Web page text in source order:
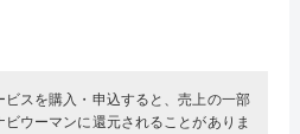
スを購入・申込すると、売上の一部
ウーマンに還元されることがありま